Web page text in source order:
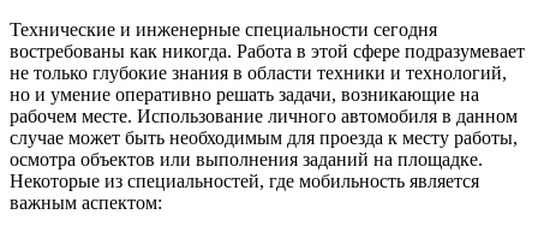
Технические и инженерные специальности сегодня
востребованы как никогда. Работа в этой сфере подразумевает
не только глубокие знания в области техники и технологий,
но и умение оперативно решать задачи, возникающие на
рабочем месте. Использование личного автомобиля в данном
случае может быть необходимым для проезда к месту работы,
осмотра объектов или выполнения заданий на площадке.
Некоторые из специальностей, где мобильность является
важным аспектом: